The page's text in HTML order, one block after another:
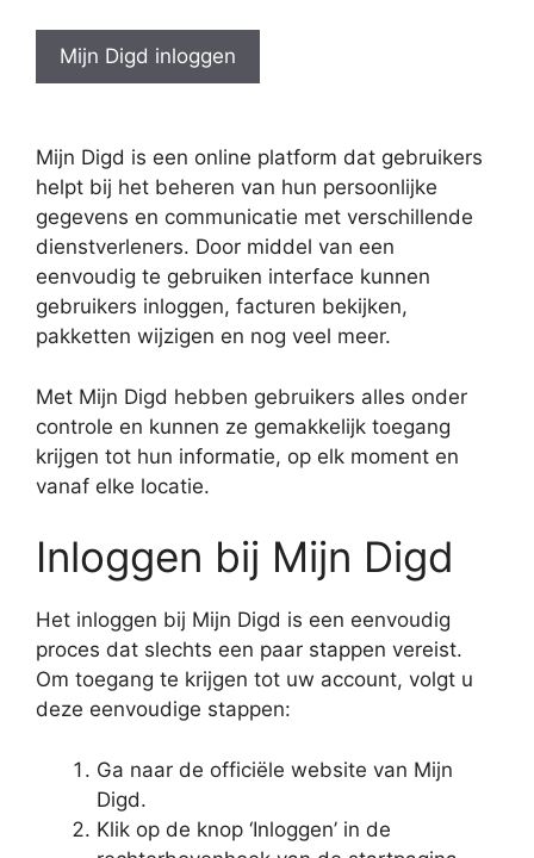
Mijn Digd inloggen
Mijn Digd is een online platform dat gebruikers
helpt bij het beheren van hun persoonlijke
gegevens en communicatie met verschillende
dienstverleners. Door middel van een
eenvoudig te gebruiken interface kunnen
gebruikers inloggen, facturen bekijken,
pakketten wijzigen en nog veel meer.
Met Mijn Digd hebben gebruikers alles onder
controle en kunnen ze gemakkelijk toegang
krijgen tot hun informatie, op elk moment en
vanaf elke locatie.
Inloggen bij Mijn Digd
Het inloggen bij Mijn Digd is een eenvoudig
proces dat slechts een paar stappen vereist.
Om toegang te krijgen tot uw account, volgt u
deze eenvoudige stappen:
Ga naar de officiële website van Mijn
Digd.
Klik op de knop ‘Inloggen’ in de